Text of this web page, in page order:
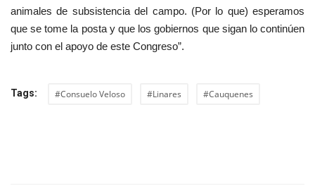
animales de subsistencia del campo. (Por lo que) esperamos
que se tome la posta y que los gobiernos que sigan lo continúen
junto con el apoyo de este Congreso”.
Tags: #Consuelo Veloso #Linares #Cauquenes